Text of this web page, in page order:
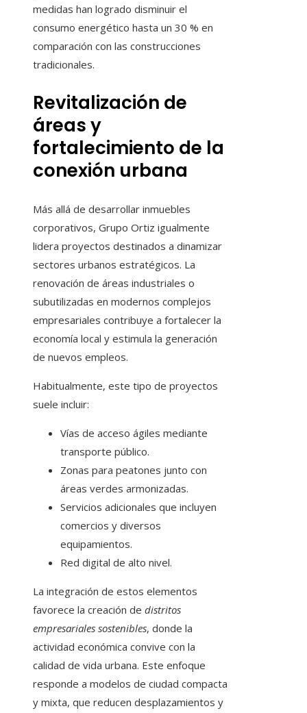
medidas han logrado disminuir el
consumo energético hasta un 30 % en
comparación con las construcciones
tradicionales.
Revitalización de
áreas y
fortalecimiento de la
conexión urbana
Más allá de desarrollar inmuebles
corporativos, Grupo Ortiz igualmente
lidera proyectos destinados a dinamizar
sectores urbanos estratégicos. La
renovación de áreas industriales o
subutilizadas en modernos complejos
empresariales contribuye a fortalecer la
economía local y estimula la generación
de nuevos empleos.
Habitualmente, este tipo de proyectos
suele incluir:
Vías de acceso ágiles mediante
transporte público.
Zonas para peatones junto con
áreas verdes armonizadas.
Servicios adicionales que incluyen
comercios y diversos
equipamientos.
Red digital de alto nivel.
La integración de estos elementos
favorece la creación de distritos
empresariales sostenibles, donde la
actividad económica convive con la
calidad de vida urbana. Este enfoque
responde a modelos de ciudad compacta
y mixta, que reducen desplazamientos y